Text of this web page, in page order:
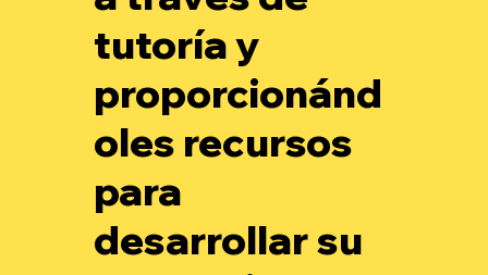
tutoría y
proporcionánd
oles recursos
para
desarrollar su